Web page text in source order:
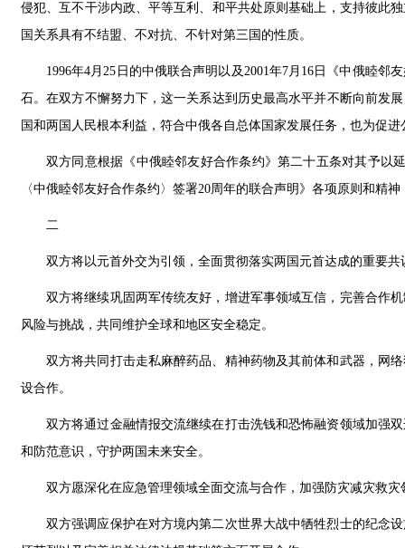
侵犯、互不干涉内政、平等互利、和平共处原则基础上，支持彼此
国关系具有不结盟、不对抗、不针对第三国的性质。
1996年4月25日的中俄联合声明以及2001年7月16日《中俄睦
石。在双方不懈努力下，这一关系达到历史最高水平并不断向前发
国和两国人民根本利益，符合中俄各自总体国家发展任务，也为促
双方同意根据《中俄睦邻友好合作条约》第二十五条对其予以
〈中俄睦邻友好合作条约〉签署20周年的联合声明》各项原则和精
二
双方将以元首外交为引领，全面贯彻落实两国元首达成的重要
双方将继续巩固两军传统友好，增进军事领域互信，完善合作
风险与挑战，共同维护全球和地区安全稳定。
双方将共同打击走私麻醉药品、精神药物及其前体和武器，网
设合作。
双方将通过金融情报交流继续在打击洗钱和恐怖融资领域加强
和防范意识，守护两国未来安全。
双方愿深化在应急管理领域全面交流与合作，加强防灾减灾救
双方强调应保护在对方境内第二次世界大战中牺牲烈士的纪念